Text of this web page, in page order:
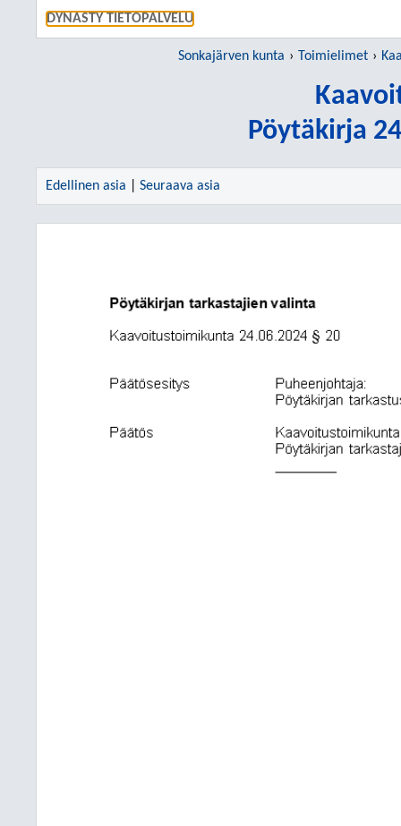
DYNASTY TIETOPALVELU
Sonkajärven kunta Toimielimet
Pöytäkirja
Edellinen asia Seuraava asia